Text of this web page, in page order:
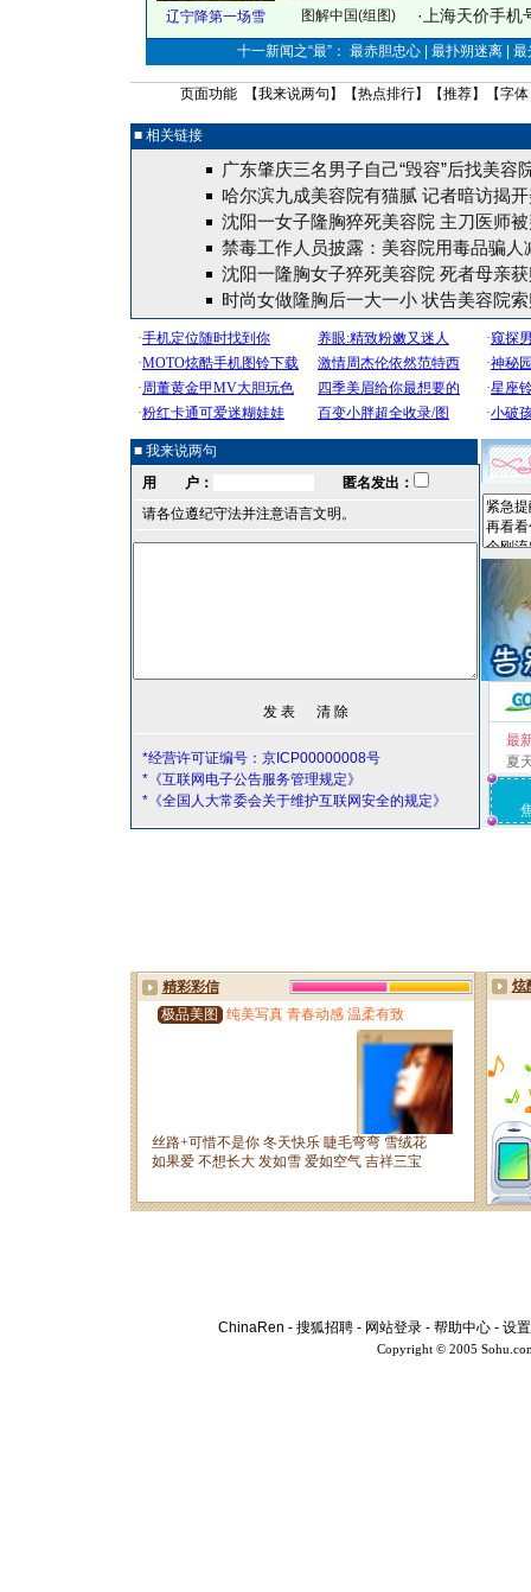
辽宁降第一场雪 图解中国(组图)
· 上海天价手
十一新闻之“最”： 最赤胆忠心 | 最扑朔迷离 |
页面功能 【我来说两句 】【热点排行】【推荐】【字体
■ 相关链接
广东肇庆三名男子自己“毁容”后找美容
哈尔滨九成美容院有猫腻 记者暗访揭
沈阳一女子隆胸猝死美容院 主刀医师
禁毒工作人员披露：美容院用毒品骗人
沈阳一隆胸女子猝死美容院 死者母亲
时尚女做隆胸后一大一小 状告美容院
■ 我来说两句
用 户：
匿名发出：
请各位遵纪守法并注意语言文明。
*经营许可证编号：京ICP00000008号
*《互联网电子公告服务管理规定》
*《全国人大常委会关于维护互联网安全的规定》
最
夏
ChinaRen - 搜狐招聘 - 网站登录 - 帮助中心 - 设
Copyright © 2005